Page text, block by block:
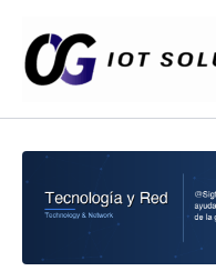
contenido